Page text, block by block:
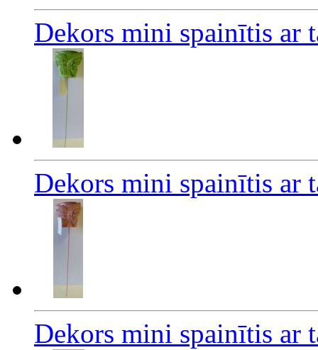
Dekors mini spainītis ar
Dekors mini spainītis ar
Dekors mini spainītis ar